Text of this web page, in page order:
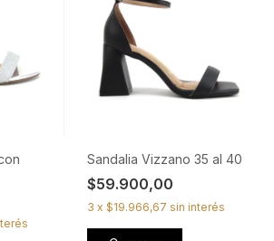
Sandalia Vizzano 35 al 40
$59.900,00
3 x $19.966,67 sin interés